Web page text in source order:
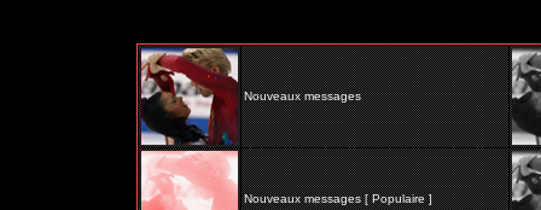
Nouveaux messages
Nouveaux messages [ Populaire ]